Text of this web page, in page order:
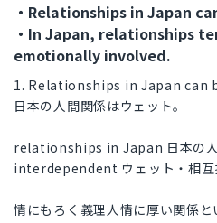
・Relationships in Japan
・In Japan, relationships
emotionally involved.
1. Relationships in Japan can
日本の人間関係はウェット。
relationships in Japan 日本の
interdependent ウェット・相互
情にもろく義理人情に厚い関係と